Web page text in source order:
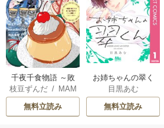
千夜千食物語 ～敗
国の姫ですが氷の
皇子殿下がどうも
溺愛してくれてい
枝豆ずんだ/ MAM
AKOTO
/ 鴉羽凛燈
無料立読み
お姉ちゃんの翠く
ん
目黒あむ
無料立読み